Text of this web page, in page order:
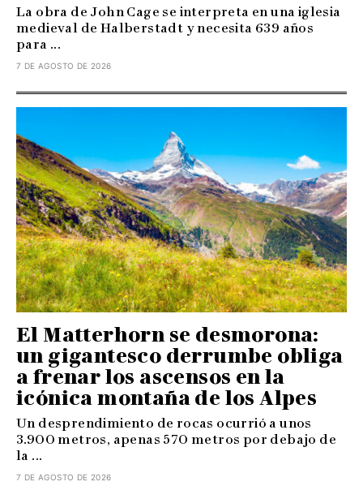
La obra de John Cage se interpreta en una iglesia
medieval de Halberstadt y necesita 639 años
para ...
7 DE AGOSTO DE 2026
El Matterhorn se desmorona:
un gigantesco derrumbe obliga
a frenar los ascensos en la
icónica montaña de los Alpes
Un desprendimiento de rocas ocurrió a unos
3.900 metros, apenas 570 metros por debajo de
la ...
7 DE AGOSTO DE 2026